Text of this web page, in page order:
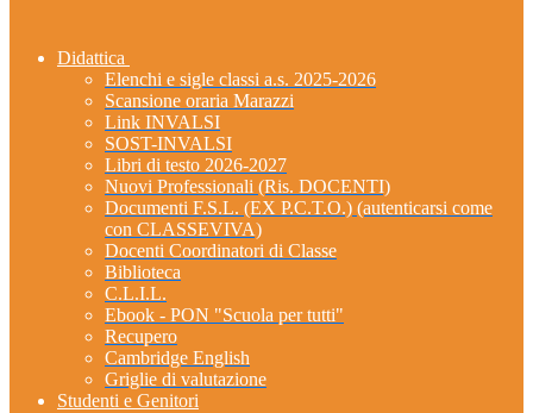
Didattica
Elenchi e sigle classi a.s. 2025-2026
Scansione oraria Marazzi
Link INVALSI
SOST-INVALSI
Libri di testo 2026-2027
Nuovi Professionali (Ris. DOCENTI)
Documenti F.S.L. (EX P.C.T.O.) (autenticarsi come
con CLASSEVIVA)
Docenti Coordinatori di Classe
Biblioteca
C.L.I.L.
Ebook - PON "Scuola per tutti"
Recupero
Cambridge English
Griglie di valutazione
Studenti e Genitori